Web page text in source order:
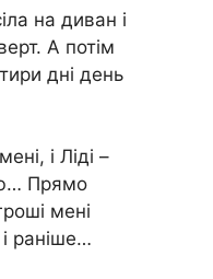
на диван і
А потім
дні день
і Ліді –
Прямо
мені
раніше…